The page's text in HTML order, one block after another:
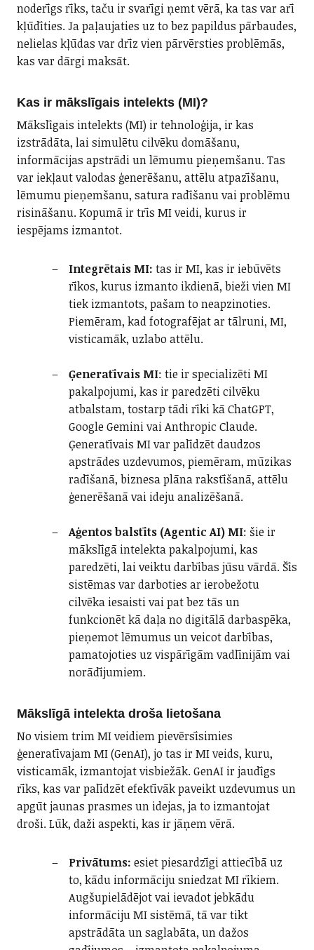
noderīgs rīks, taču ir svarīgi ņemt vērā, ka tas var arī
kļūdīties. Ja paļaujaties uz to bez papildus pārbaudes,
nelielas kļūdas var drīz vien pārvērsties problēmās,
kas var dārgi maksāt.
Kas ir mākslīgais intelekts (MI)?
Mākslīgais intelekts (MI) ir tehnoloģija, ir kas
izstrādāta, lai simulētu cilvēku domāšanu,
informācijas apstrādi un lēmumu pieņemšanu. Tas
var iekļaut valodas ģenerēšanu, attēlu atpazīšanu,
lēmumu pieņemšanu, satura radīšanu vai problēmu
risināšanu. Kopumā ir trīs MI veidi, kurus ir
iespējams izmantot.
Integrētais MI: tas ir MI, kas ir iebūvēts
rīkos, kurus izmanto ikdienā, bieži vien MI
tiek izmantots, pašam to neapzinoties.
Piemēram, kad fotografējat ar tālruni, MI,
visticamāk, uzlabo attēlu.
Ģeneratīvais MI: tie ir specializēti MI
pakalpojumi, kas ir paredzēti cilvēku
atbalstam, tostarp tādi rīki kā ChatGPT,
Google Gemini vai Anthropic Claude.
Ģeneratīvais MI var palīdzēt daudzos
apstrādes uzdevumos, piemēram, mūzikas
radīšanā, biznesa plāna rakstīšanā, attēlu
ģenerēšanā vai ideju analizēšanā.
Aģentos balstīts (Agentic AI) MI: šie ir
mākslīgā intelekta pakalpojumi, kas
paredzēti, lai veiktu darbības jūsu vārdā. Šīs
sistēmas var darboties ar ierobežotu
cilvēka iesaisti vai pat bez tās un
funkcionēt kā daļa no digitālā darbaspēka,
pieņemot lēmumus un veicot darbības,
pamatojoties uz vispārīgām vadlīnijām vai
norādījumiem.
Mākslīgā intelekta droša lietošana
No visiem trim MI veidiem pievērsīsimies
ģeneratīvajam MI (GenAI), jo tas ir MI veids, kuru,
visticamāk, izmantojat visbiežāk. GenAI ir jaudīgs
rīks, kas var palīdzēt efektīvāk paveikt uzdevumus un
apgūt jaunas prasmes un idejas, ja to izmantojat
droši. Lūk, daži aspekti, kas ir jāņem vērā.
Privātums: esiet piesardzīgi attiecībā uz
to, kādu informāciju sniedzat MI rīkiem.
Augšupielādējot vai ievadot jebkādu
informāciju MI sistēmā, tā var tikt
apstrādāta un saglabāta, un dažos